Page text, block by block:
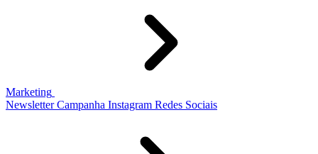
Marketing
Newsletter Campanha Instagram Redes Sociais